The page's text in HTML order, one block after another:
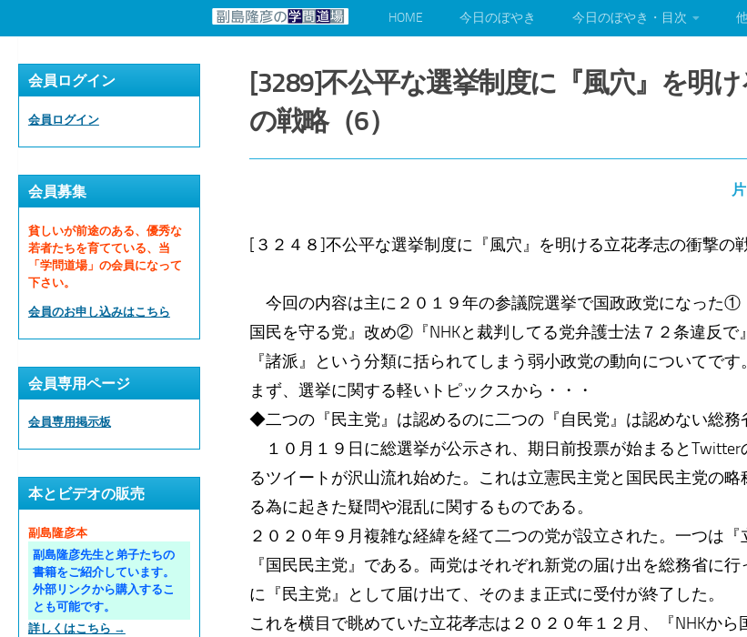
HOME 今日のぼやき 今日のぼやき・目次
[3289]不公平な選挙制度に『風穴』を明
の戦略（6）
[３２４８]不公平な選挙制度に『風穴』を明ける立花孝志の衝撃の
今回の内容は主に２０１９年の参議院選挙で国政政党になった①
国民を守る党』改め②『NHKと裁判してる党弁護士法７２条違反
『諸派』という分類に括られてしまう弱小政党の動向についてです。
まず、選挙に関する軽いトピックスから・・・
◆二つの『民主党』は認めるのに二つの『自民党』は認めない総
１０月１９日に総選挙が公示され、期日前投票が始まるとTwitter
るツイートが沢山流れ始めた。これは立憲民主党と国民民主党の
る為に起きた疑問や混乱に関するものである。
２０２０年９月複雑な経緯を経て二つの党が設立された。一つは
『国民民主党』である。両党はそれぞれ新党の届け出を総務省に
に『民主党』として届け出て、そのまま正式に受付が終了した。
これを横目で眺めていた立花孝志は２０２０年１２月、『NHKか
会員ログイン
会員ログイン
会員募集
貧しいが前途のある、優秀な
若者たちを育てている、当
「学問道場」の会員になって
下さい。
会員のお申し込みはこちら
会員専用ページ
会員専用掲示板
本とビデオの販売
副島隆彦本
副島隆彦先生と弟子たちの
書籍をご紹介しています。
外部リンクから購入するこ
とも可能です。
詳しくはこちら →